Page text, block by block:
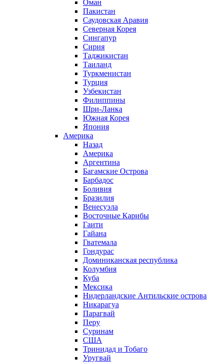
Оман
Пакистан
Саудовская Аравия
Северная Корея
Сингапур
Сирия
Таджикистан
Таиланд
Туркменистан
Турция
Узбекистан
Филиппины
Шри-Ланка
Южная Корея
Япония
Америка
Назад
Америка
Аргентина
Багамские Острова
Барбадос
Боливия
Бразилия
Венесуэла
Восточные Карибы
Гаити
Гайана
Гватемала
Гондурас
Доминиканская республика
Колумбия
Куба
Мексика
Нидерландские Антильские острова
Никарагуа
Парагвай
Перу
Суринам
США
Тринидад и Тобаго
Уругвай